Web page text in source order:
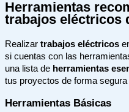
Herramientas
trabajos eléctricos
Realizar trabajos eléctricos
si cuentas con las
una lista de herramientas
tus proyectos de forma segura
Herramientas Básicas